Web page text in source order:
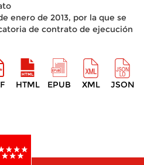
enero de 2013, por la que se
de contrato de ejecución
HTML EPUB XML JSON